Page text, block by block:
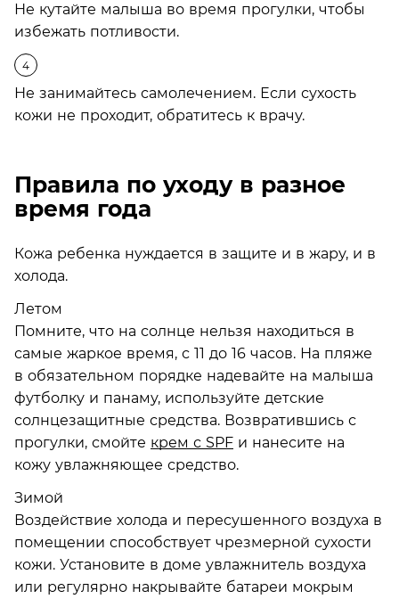
Не кутайте малыша во время прогулки, чтобы
избежать потливости.
Не занимайтесь самолечением. Если сухость
кожи не проходит, обратитесь к врачу.
Правила по уходу в разное
время года
Кожа ребенка нуждается в защите и в жару, и в
холода.
Летом
Помните, что на солнце нельзя находиться в
самые жаркое время, с 11 до 16 часов. На пляже
в обязательном порядке надевайте на малыша
футболку и панаму, используйте детские
солнцезащитные средства. Возвратившись с
прогулки, смойте крем с SPF и нанесите на
кожу увлажняющее средство.
Зимой
Воздействие холода и пересушенного воздуха в
помещении способствует чрезмерной сухости
кожи. Установите в доме увлажнитель воздуха
или регулярно накрывайте батареи мокрым